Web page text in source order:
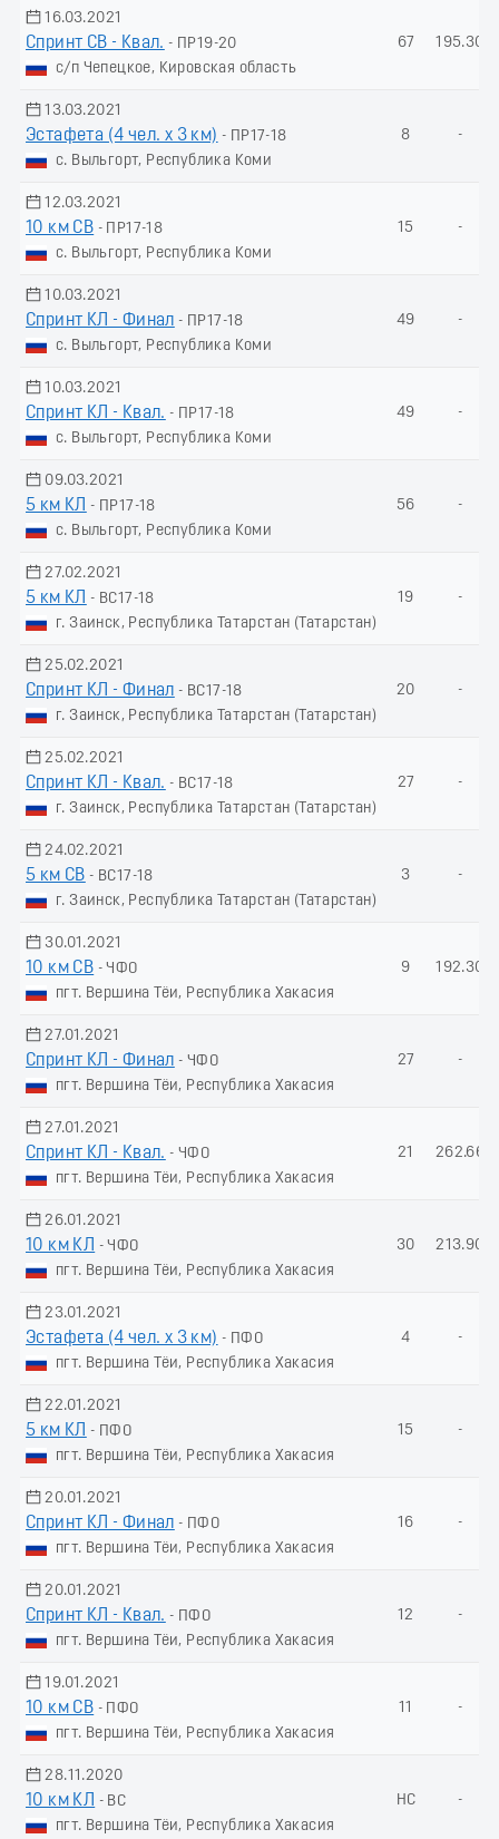
16.03.2021
Спринт СВ - Квал. - ПР19-20
с/п Чепецкое, Кировская область
67 195.30
13.03.2021
Эстафета (4 чел. х 3 км) - ПР17-18
с. Выльгорт, Республика Коми
8 -
12.03.2021
10 км СВ - ПР17-18
с. Выльгорт, Республика Коми
15 -
10.03.2021
Спринт КЛ - Финал - ПР17-18
с. Выльгорт, Республика Коми
49 -
10.03.2021
Спринт КЛ - Квал. - ПР17-18
с. Выльгорт, Республика Коми
49 -
09.03.2021
5 км КЛ
- ПР17-18
с. Выльгорт, Республика Коми
56 -
27.02.2021
5 км КЛ
- ВС17-18
г. Заинск, Республика Татарстан (Татарстан)
19 -
25.02.2021
Спринт КЛ - Финал - ВС17-18
г. Заинск, Республика Татарстан (Татарстан)
20 -
25.02.2021
Спринт КЛ - Квал. - ВС17-18
г. Заинск, Республика Татарстан (Татарстан)
27 -
24.02.2021
5 км СВ - ВС17-18
г. Заинск, Республика Татарстан (Татарстан)
3 -
30.01.2021
10 км СВ - ЧФО
пгт. Вершина Тёи, Республика Хакасия
9 192.30
27.01.2021
Спринт КЛ - Финал - ЧФО
пгт. Вершина Тёи, Республика Хакасия
27 -
27.01.2021
Спринт КЛ - Квал. - ЧФО
пгт. Вершина Тёи, Республика Хакасия
21 262.66
26.01.2021
10 км КЛ
- ЧФО
пгт. Вершина Тёи, Республика Хакасия
30 213.90
23.01.2021
Эстафета (4 чел. х 3 км) - ПФО
пгт. Вершина Тёи, Республика Хакасия
4 -
22.01.2021
5 км КЛ
- ПФО
пгт. Вершина Тёи, Республика Хакасия
15 -
20.01.2021
Спринт КЛ - Финал - ПФО
пгт. Вершина Тёи, Республика Хакасия
16 -
20.01.2021
Спринт КЛ - Квал. - ПФО
пгт. Вершина Тёи, Республика Хакасия
12 -
19.01.2021
10 км СВ - ПФО
пгт. Вершина Тёи, Республика Хакасия
11 -
28.11.2020
10 км КЛ
- ВС
пгт. Вершина Тёи, Республика Хакасия
НС -